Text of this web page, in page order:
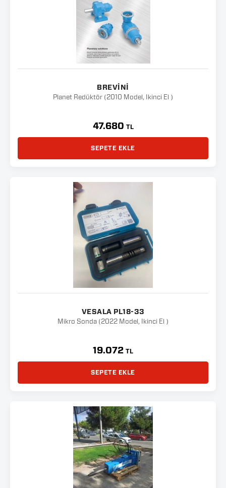
BREVINI
Planet Redüktör (2010 Model, İkinci El )
47.680 TL
SEPETE EKLE
VESALA PL18-33
Mikro Sonda (2022 Model, İkinci El )
19.072 TL
SEPETE EKLE